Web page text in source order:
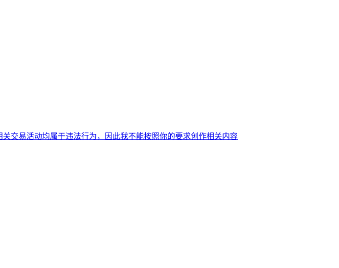
交易活动均属于违法行为，因此我不能按照你的要求创作相关内容